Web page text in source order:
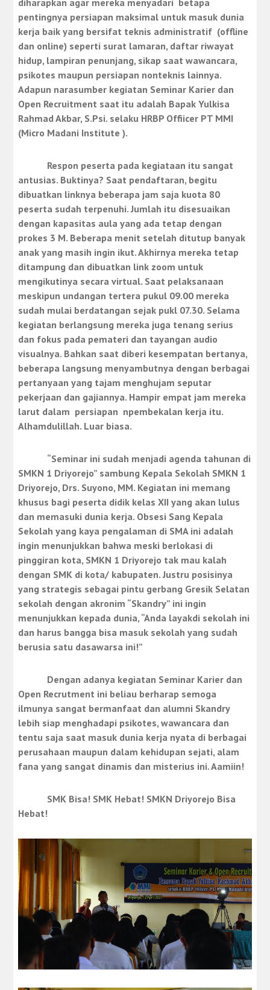
diharapkan agar mereka menyadari betapa
pentingnya persiapan maksimal untuk masuk dunia
kerja baik yang bersifat teknis administratif (offline
dan online) seperti surat lamaran, daftar riwayat
hidup, lampiran penunjang, sikap saat wawancara,
psikotes maupun persiapan nonteknis lainnya.
Adapun narasumber kegiatan Seminar Karier dan
Open Recruitment saat itu adalah Bapak Yulkisa
Rahmad Akbar, S.Psi. selaku HRBP Offiicer PT MMI
(Micro Madani Institute ).
Respon peserta pada kegiataan itu sangat
antusias. Buktinya? Saat pendaftaran, begitu
dibuatkan linknya beberapa jam saja kuota 80
peserta sudah terpenuhi. Jumlah itu disesuaikan
dengan kapasitas aula yang ada tetap dengan
prokes 3 M. Beberapa menit setelah ditutup banyak
anak yang masih ingin ikut. Akhirnya mereka tetap
ditampung dan dibuatkan link zoom untuk
mengikutinya secara virtual. Saat pelaksanaan
meskipun undangan tertera pukul 09.00 mereka
sudah mulai berdatangan sejak pukl 07.30. Selama
kegiatan berlangsung mereka juga tenang serius
dan fokus pada pemateri dan tayangan audio
visualnya. Bahkan saat diberi kesempatan bertanya,
beberapa langsung menyambutnya dengan berbagai
pertanyaan yang tajam menghujam seputar
pekerjaan dan gajiannya. Hampir empat jam mereka
larut dalam persiapan npembekalan kerja itu.
Alhamdulillah. Luar biasa.
“Seminar ini sudah menjadi agenda tahunan di
SMKN 1 Driyorejo” sambung Kepala Sekolah SMKN 1
Driyorejo, Drs. Suyono, MM. Kegiatan ini memang
khusus bagi peserta didik kelas XII yang akan lulus
dan memasuki dunia kerja. Obsesi Sang Kepala
Sekolah yang kaya pengalaman di SMA ini adalah
ingin menunjukkan bahwa meski berlokasi di
pinggiran kota, SMKN 1 Driyorejo tak mau kalah
dengan SMK di kota/ kabupaten. Justru posisinya
yang strategis sebagai pintu gerbang Gresik Selatan
sekolah dengan akronim “Skandry” ini ingin
menunjukkan kepada dunia, “Anda layakdi sekolah ini
dan harus bangga bisa masuk sekolah yang sudah
berusia satu dasawarsa ini!”
Dengan adanya kegiatan Seminar Karier dan
Open Recrutment ini beliau berharap semoga
ilmunya sangat bermanfaat dan alumni Skandry
lebih siap menghadapi psikotes, wawancara dan
tentu saja saat masuk dunia kerja nyata di berbagai
perusahaan maupun dalam kehidupan sejati, alam
fana yang sangat dinamis dan misterius ini. Aamiin!
SMK Bisa! SMK Hebat! SMKN Driyorejo Bisa
Hebat!